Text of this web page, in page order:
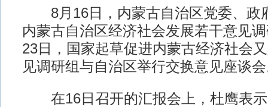
8月16日，内蒙古自治区党委、政
内蒙古自治区经济社会发展若干意见
23日，国家起草促进内蒙古经济社会
见调研组与自治区举行交换意见座谈
在16日召开的汇报会上，杜鹰表示